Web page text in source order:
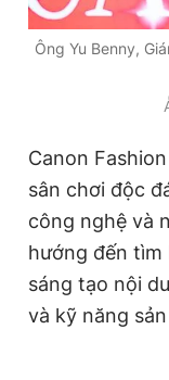
© 2003-2026 Bản
chép dưới mọi hình
bản. Phát triển bởi
Ông Yu Benny,
Canon
sân chơi độc
công nghệ và
hướng đến tìm
sáng tạo nội
và kỹ năng